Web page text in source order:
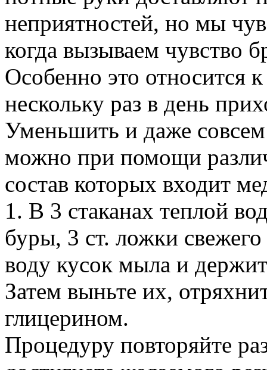
неприятностей, но мы
когда вызываем чувство
Особенно это относится
нескольку раз в день
Уменьшить и даже совсем
можно при помощи
состав которых входит
1. В 3 стаканах теплой
буры, 3 ст. ложки
воду кусок мыла и
Затем выньте их,
глицерином.
Процедуру повторяйте